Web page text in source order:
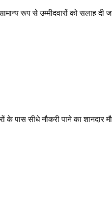
रूप से उम्मीदवारों को सलाह
के पास सीधे नौकरी पाने का शानदार